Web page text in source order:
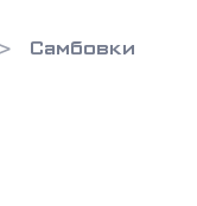
Самбовки